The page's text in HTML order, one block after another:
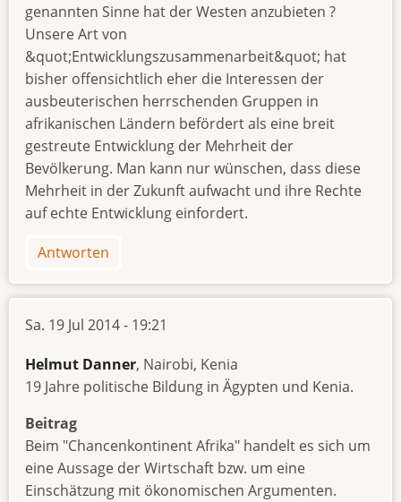
genannten Sinne hat der Westen anzubieten ?
Unsere Art von
&quot;Entwicklungszusammenarbeit&quot; hat
bisher offensichtlich eher die Interessen der
ausbeuterischen herrschenden Gruppen in
afrikanischen Ländern befördert als eine breit
gestreute Entwicklung der Mehrheit der
Bevölkerung. Man kann nur wünschen, dass diese
Mehrheit in der Zukunft aufwacht und ihre Rechte
auf echte Entwicklung einfordert.
Antworten
Sa. 19 Jul 2014 - 19:21
Helmut Danner, Nairobi, Kenia
19 Jahre politische Bildung in Ägypten und Kenia.
Beitrag
Beim "Chancenkontinent Afrika" handelt es sich um
eine Aussage der Wirtschaft bzw. um eine
Einschätzung mit ökonomischen Argumenten.